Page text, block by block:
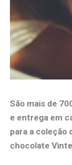
São mais de
e entrega em
para a coleção
chocolate